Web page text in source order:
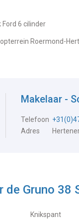
Ford 6 cilinder
Roermond-
Makelaar -
Telefoon
Adres
de Gruno 38
Knikspant